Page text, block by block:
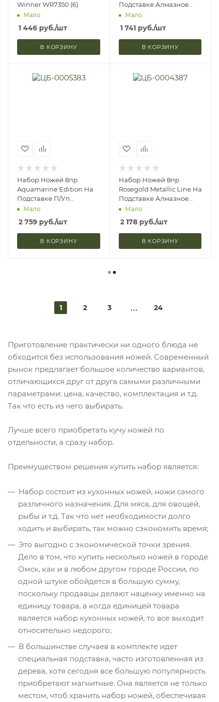
Winner WR7350 (6)
Мало
1 446 руб./шт
В КОРЗИНУ
Подставке Алмазное
Напыление П/Уп
Berlinger Haus BH2523 (6)
Мало
1 741руб./шт
В КОРЗИНУ
Набор Ножей 8пр
Aquamarine Edition На
Подставке П/Уп
Berlinger Haus BH2460
Мало
2 759 руб./шт
В КОРЗИНУ
Набор Ножей 8пр
Rosegold Metallic Line На
Подставке Алмазное
Напылен П/Уп Berlinger
Haus BH2561 (6)
Мало
2 178руб./шт
В КОРЗИНУ
1 2 3 24
Приготовление практически ни одного блюда не
обходится без использования ножей. Современный
рынок предлагает большое количество вариантов,
отличающихся друг от друга самыми различными
параметрами: цена, качество, комплектация и т.д.
Так что есть из чего выбирать.
Лучше всего приобретать кучу ножей по
отдельности, а сразу набор.
Преимуществом решения купить набор является:
Набор состоит из кухонных ножей, ножи самого
различного назначения. Для мяса, для овощей,
рыбы и т.д. Так что нет необходимости долго
ходить и выбирать, так можно сэкономить время;
Это выгодно с экономической точки зрения.
Дело в том, что купить несколько ножей в городе
Омск, как и в любом другом городе России, по
одной штуке обойдется в большую сумму,
поскольку продавцы делают наценку именно на
единицу товара, а когда единицей товара
является набор кухонных ножей, то все выходит
относительно недорого;
В большинстве случаев в комплекте идет
специальная подставка, часто изготовленная из
дерева, хотя сегодня все большую популярность
приобретают магнитные. Она является не только
местом, чтоб хранить набор ножей, обеспечивая